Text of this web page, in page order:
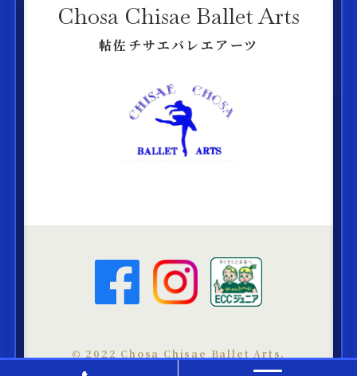
Chosa Chisae Ballet Arts
帖佐チサエバレエアーツ
©︎ 2022 Chosa Chisae Ballet Arts.